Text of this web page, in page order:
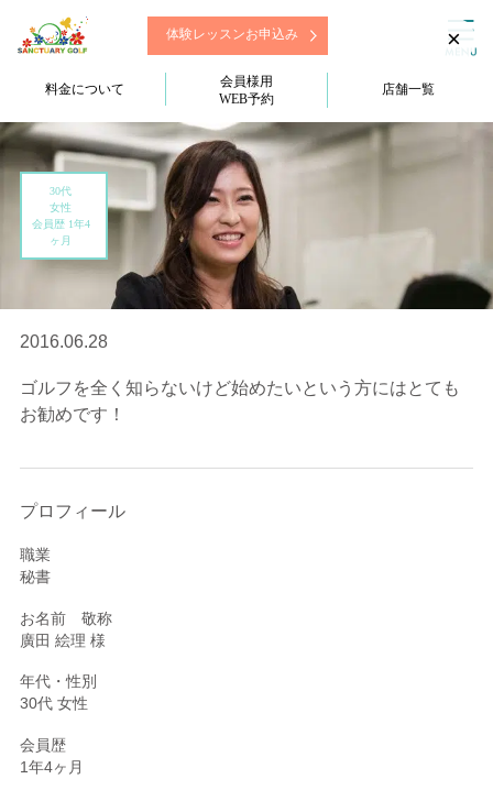
体験レッスンお申込み
料金について
会員様用
WEB予約
店舗一覧
30代
女性
会員歴 1年4
ヶ月
2016.06.28
ゴルフを全く知らないけど始めたいという方にはとても
お勧めです！
プロフィール
職業
秘書
お名前 敬称
廣田 絵理 様
年代・性別
30代 女性
会員歴
1年4ヶ月
×